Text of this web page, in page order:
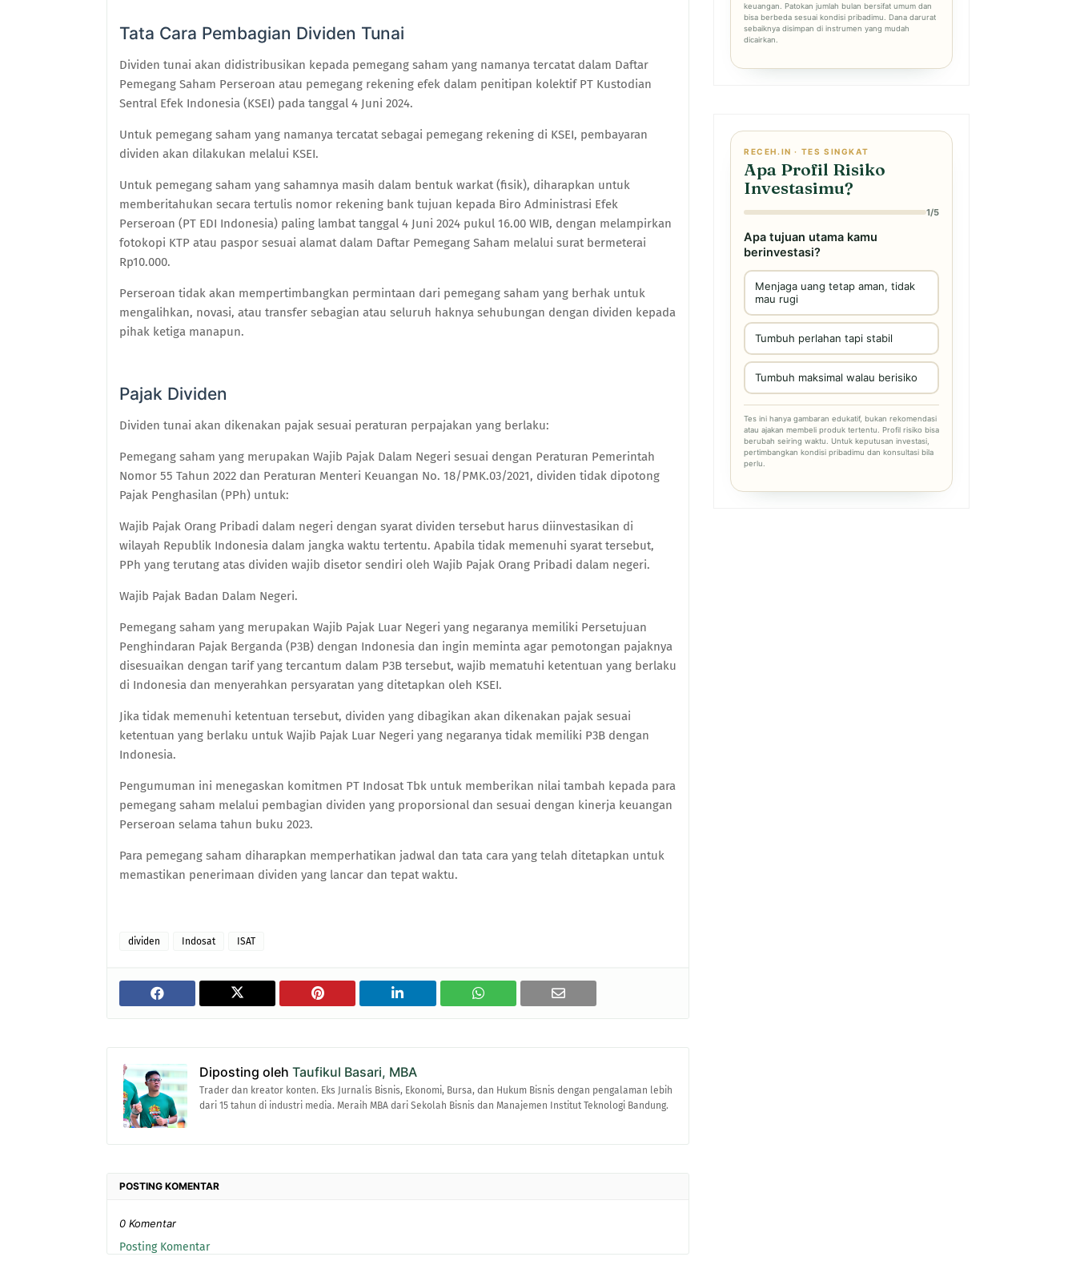
Tata Cara Pembagian Dividen Tunai
Dividen tunai akan didistribusikan kepada pemegang saham yang namanya tercatat dalam Daftar
Pemegang Saham Perseroan atau pemegang rekening efek dalam penitipan kolektif PT Kustodian
Sentral Efek Indonesia (KSEI) pada tanggal 4 Juni 2024.
Untuk pemegang saham yang namanya tercatat sebagai pemegang rekening di KSEI, pembayaran
dividen akan dilakukan melalui KSEI.
Untuk pemegang saham yang sahamnya masih dalam bentuk warkat (fisik), diharapkan untuk
memberitahukan secara tertulis nomor rekening bank tujuan kepada Biro Administrasi Efek
Perseroan (PT EDI Indonesia) paling lambat tanggal 4 Juni 2024 pukul 16.00 WIB, dengan melampirkan
fotokopi KTP atau paspor sesuai alamat dalam Daftar Pemegang Saham melalui surat bermeterai
Rp10.000.
Perseroan tidak akan mempertimbangkan permintaan dari pemegang saham yang berhak untuk
mengalihkan, novasi, atau transfer sebagian atau seluruh haknya sehubungan dengan dividen kepada
pihak ketiga manapun.
Pajak Dividen
Dividen tunai akan dikenakan pajak sesuai peraturan perpajakan yang berlaku:
Pemegang saham yang merupakan Wajib Pajak Dalam Negeri sesuai dengan Peraturan Pemerintah
Nomor 55 Tahun 2022 dan Peraturan Menteri Keuangan No. 18/PMK.03/2021, dividen tidak dipotong
Pajak Penghasilan (PPh) untuk:
Wajib Pajak Orang Pribadi dalam negeri dengan syarat dividen tersebut harus diinvestasikan di
wilayah Republik Indonesia dalam jangka waktu tertentu. Apabila tidak memenuhi syarat tersebut,
PPh yang terutang atas dividen wajib disetor sendiri oleh Wajib Pajak Orang Pribadi dalam negeri.
Wajib Pajak Badan Dalam Negeri.
Pemegang saham yang merupakan Wajib Pajak Luar Negeri yang negaranya memiliki Persetujuan
Penghindaran Pajak Berganda (P3B) dengan Indonesia dan ingin meminta agar pemotongan pajaknya
disesuaikan dengan tarif yang tercantum dalam P3B tersebut, wajib mematuhi ketentuan yang berlaku
di Indonesia dan menyerahkan persyaratan yang ditetapkan oleh KSEI.
Jika tidak memenuhi ketentuan tersebut, dividen yang dibagikan akan dikenakan pajak sesuai
ketentuan yang berlaku untuk Wajib Pajak Luar Negeri yang negaranya tidak memiliki P3B dengan
Indonesia.
Pengumuman ini menegaskan komitmen PT Indosat Tbk untuk memberikan nilai tambah kepada para
pemegang saham melalui pembagian dividen yang proporsional dan sesuai dengan kinerja keuangan
Perseroan selama tahun buku 2023.
Para pemegang saham diharapkan memperhatikan jadwal dan tata cara yang telah ditetapkan untuk
memastikan penerimaan dividen yang lancar dan tepat waktu.
dividen Indosat ISAT
Diposting oleh Taufikul Basari, MBA
Trader dan kreator konten. Eks Jurnalis Bisnis, Ekonomi, Bursa, dan Hukum Bisnis dengan pengalaman lebih
dari 15 tahun di industri media. Meraih MBA dari Sekolah Bisnis dan Manajemen Institut Teknologi Bandung.
POSTING KOMENTAR
0 Komentar
Posting Komentar
keuangan. Patokan jumlah bulan bersifat umum dan
bisa berbeda sesuai kondisi pribadimu. Dana darurat
sebaiknya disimpan di instrumen yang mudah
dicairkan.
RECEH.IN · TES SINGKAT
Apa Profil Risiko
Investasimu?
1/5
Apa tujuan utama kamu
berinvestasi?
Menjaga uang tetap aman, tidak
mau rugi
Tumbuh perlahan tapi stabil
Tumbuh maksimal walau berisiko
Tes ini hanya gambaran edukatif, bukan rekomendasi
atau ajakan membeli produk tertentu. Profil risiko bisa
berubah seiring waktu. Untuk keputusan investasi,
pertimbangkan kondisi pribadimu dan konsultasi bila
perlu.